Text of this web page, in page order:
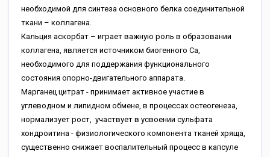
необходимой для синтеза основного белка соединительной
ткани – коллагена.
Кальция аскорбат – играет важную роль в образовании
коллагена, является источником биогенного Са,
необходимого для поддержания функционального
состояния опорно-двигательного аппарата.
Марганец цитрат - принимает активное участие в
углеводном и липидном обмене, в процессах остеогенеза,
нормализует рост, участвует в усвоении сульфата
хондроитина - физиологического компонента тканей хряща,
существенно снижает воспалительный процесс в капсуле